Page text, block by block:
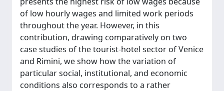
of low hourly wages and limited work periods
throughout the year. However, in this
contribution, drawing comparatively on two
case studies of the tourist-hotel sector of Venice
and Rimini, we show how the variation of
particular social, institutional, and economic
conditions also corresponds to a rather